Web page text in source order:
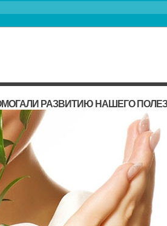
РАЗВИТИЮ НАШЕГО